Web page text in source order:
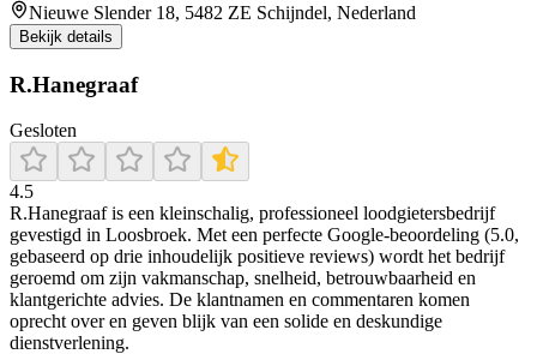
Nieuwe Slender 18, 5482 ZE Schijndel, Nederland
Bekijk details
R.Hanegraaf
Gesloten
4.5
R.Hanegraaf is een kleinschalig, professioneel loodgietersbedrijf
gevestigd in Loosbroek. Met een perfecte Google-beoordeling (5.0,
gebaseerd op drie inhoudelijk positieve reviews) wordt het bedrijf
geroemd om zijn vakmanschap, snelheid, betrouwbaarheid en
klantgerichte advies. De klantnamen en commentaren komen
oprecht over en geven blijk van een solide en deskundige
dienstverlening.